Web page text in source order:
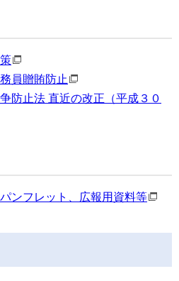
員贈賄防止
防止法 直近の改正（平成３０
ンフレット、広報用資料等